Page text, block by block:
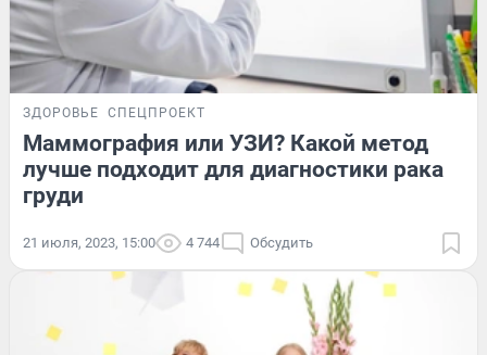
ЗДОРОВЬЕ СПЕЦПРОЕКТ
Маммография или УЗИ? Какой метод
лучше подходит для диагностики рака
груди
21 июля, 2023, 15:00 4 744 Обсудить